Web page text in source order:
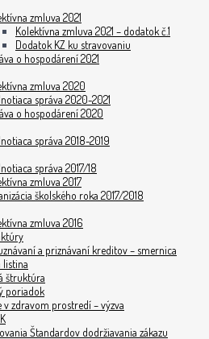
zmluva 2021
Kolektívna zmluva 2021 – dodatok č.1
Dodatok KZ ku stravovaniu
o hospodárení 2021
zmluva 2020
správa 2020-2021
o hospodárení 2020
správa 2018-2019
správa 2017/18
zmluva 2017
školského roka 2017/2018
zmluva 2016
a priznávaní kreditov – smernica
listina
štruktúra
poriadok
zdravom prostredí – výzva
Štandardov dodržiavania zákazu